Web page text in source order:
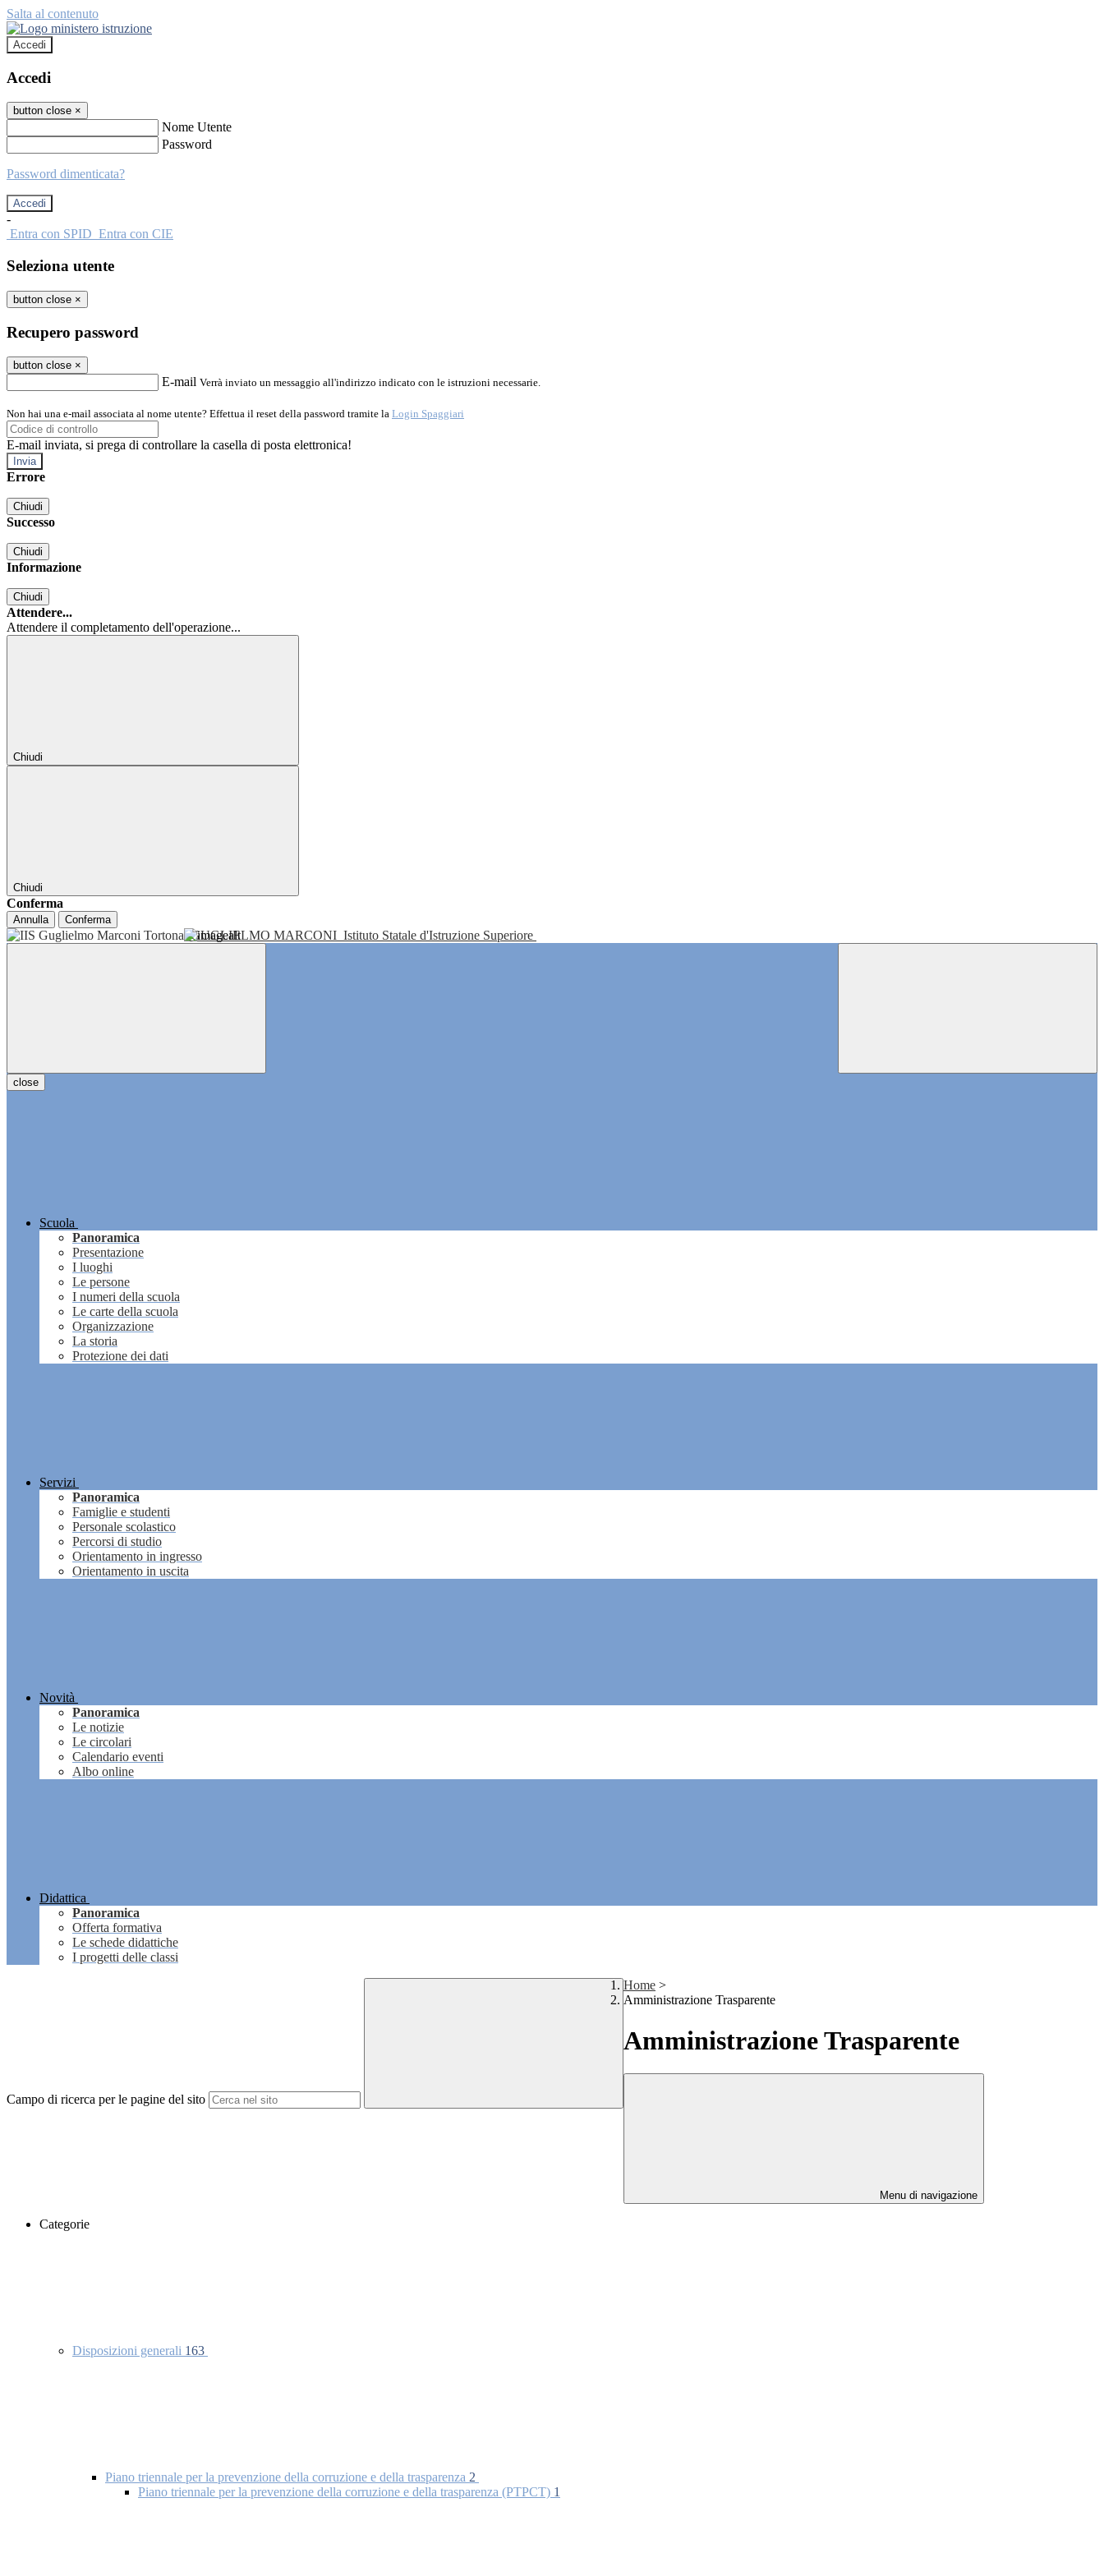
Salta al contenuto
Accedi
Accedi
button close ×
Nome Utente
Password
Password dimenticata?
-
Entra con SPID Entra con CIE
Seleziona utente
button close ×
Recupero password
button close ×
E-mail Verrà inviato un messaggio all'indirizzo indicato con le istruzioni necessarie.
Non hai una e-mail associata al nome utente? Effettua il reset della password tramite la Login Spaggiari
E-mail inviata, si prega di controllare la casella di posta elettronica!
Errore
Chiudi
Successo
Chiudi
Informazione
Chiudi
Attendere...
Attendere il completamento dell'operazione...
Chiudi
Chiudi
Conferma
Annulla Conferma
GUGLIELMO MARCONI Istituto Statale d'Istruzione Superiore
close
Scuola
Panoramica
Presentazione
I luoghi
Le persone
I numeri della scuola
Le carte della scuola
Organizzazione
La storia
Protezione dei dati
Servizi
Panoramica
Famiglie e studenti
Personale scolastico
Percorsi di studio
Orientamento in ingresso
Orientamento in uscita
Novità
Panoramica
Le notizie
Le circolari
Calendario eventi
Albo online
Didattica
Panoramica
Offerta formativa
Le schede didattiche
I progetti delle classi
Campo di ricerca per le pagine del sito
Home >
Amministrazione Trasparente
Amministrazione Trasparente
Menu di navigazione
Categorie
Disposizioni generali 163
Piano triennale per la prevenzione della corruzione e della trasparenza 2
Piano triennale per la prevenzione della corruzione e della trasparenza (PTPCT) 1